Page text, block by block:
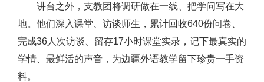
讲台之外，支教团将调研做在一线、把学问写在大
地。他们深入课堂、访谈师生，累计回收640份问卷、
完成36人次访谈、留存17小时课堂实录，记下最真实的
学情、最鲜活的声音，为边疆外语教学留下珍贵一手资
料。